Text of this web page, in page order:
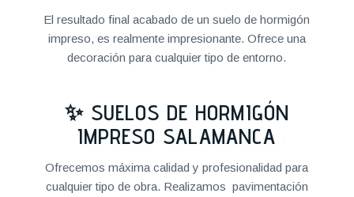
El resultado final acabado de un suelo de hormigón
impreso, es realmente impresionante. Ofrece una
decoración para cualquier tipo de entorno.
✨ SUELOS DE HORMIGÓN
IMPRESO SALAMANCA
Ofrecemos máxima calidad y profesionalidad para
cualquier tipo de obra. Realizamos pavimentación